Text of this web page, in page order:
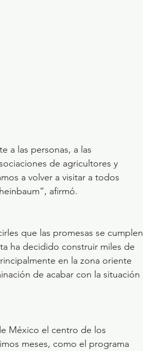
a las personas, a las
de agricultores y
a volver a visitar a todos
afirmó.
que las promesas se cumplen
ha decidido construir miles de
en la zona oriente
de acabar con la situación
México el centro de los
meses, como el programa